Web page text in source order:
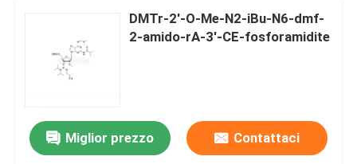
Controllo di qualità
Notizie
DMTr-2'-O-Me-N2-iBu-N6-dmf-
2-amido-rA-3'-CE-fosforamidite
Miglior prezzo Contattaci